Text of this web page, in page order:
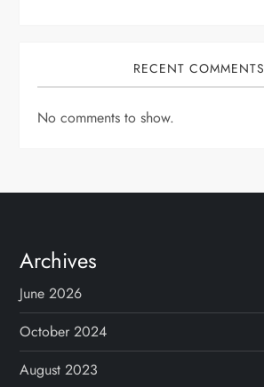
RECENT COMMENTS
No comments to show.
Archives
June 2026
October 2024
August 2023